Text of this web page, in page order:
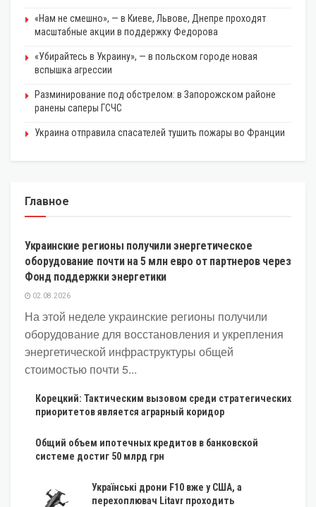
«Нам не смешно», — в Киеве, Львове, Днепре проходят
масштабные акции в поддержку Федорова
«Убирайтесь в Украину», — в польском городе новая
вспышка агрессии
Разминирование под обстрелом: в Запорожском районе
ранены саперы ГСЧС
Украина отправила спасателей тушить пожары во Франции
Главное
ЭКОНОМИКА
Украинские регионы получили энергетическое
оборудование почти на 5 млн евро от партнеров через
Фонд поддержки энергетики
02.08.2026
На этой неделе украинские регионы получили
оборудование для восстановления и укрепления
энергетической инфраструктуры общей
стоимостью почти 5...
Корецкий: Тактическим вызовом среди стратегических
приоритетов является аграрный коридор
Общий объем ипотечных кредитов в банковской
системе достиг 50 млрд грн
Українські дрони F10 вже у США, а
перехоплювач Litavr проходить